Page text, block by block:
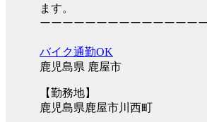
ます。
ーーーーーーーーーーーーーー
バイク通勤OK
鹿児島県 鹿屋市
【勤務地】
鹿児島県鹿屋市川西町